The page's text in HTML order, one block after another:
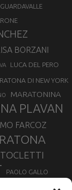
GUARDAVALLE
BORZANI
LUCA DEL PERO
DI NEW YORK
MARATONINA
PLAVAN
FARCOZ
PAOLO GALLO